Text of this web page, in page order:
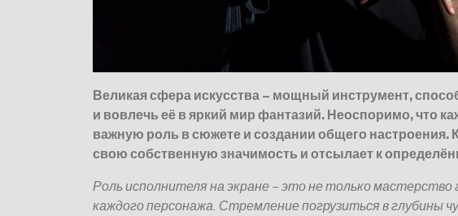
Великая сфера искусства – мощный инструмент,
и вовлечь её в яркий мир фантазий. Неоспоримо, что
важную роль в сюжете и создании общего настроения.
свою собственную значимость и отсылает к
Роль исполнителя на экране – это не только мастерство
каждого персонажа. Стремление погрузиться в глубины